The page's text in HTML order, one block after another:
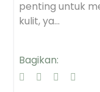
penting untuk
kulit, ya...
Bagikan: